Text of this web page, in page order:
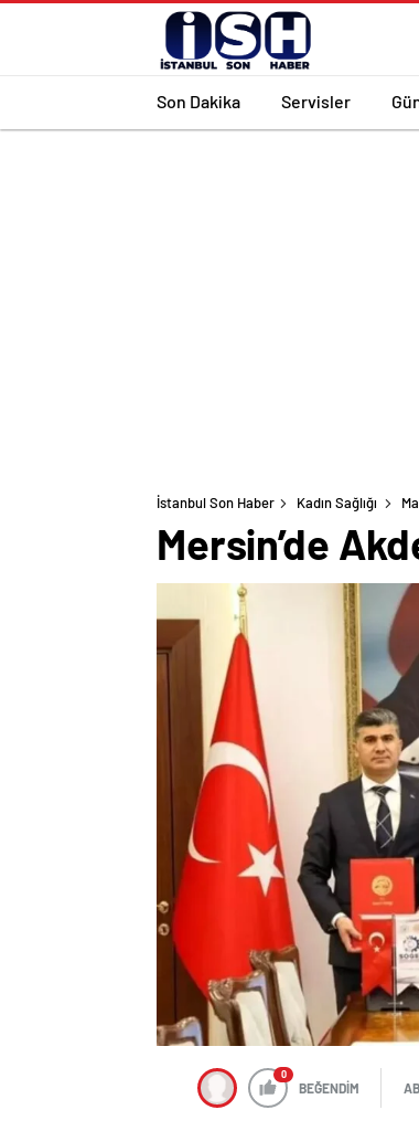
Son Dakika Servisler
İstanbul Son Haber Kadın Sağlığı
Mersin’de
0
BEĞENDİM